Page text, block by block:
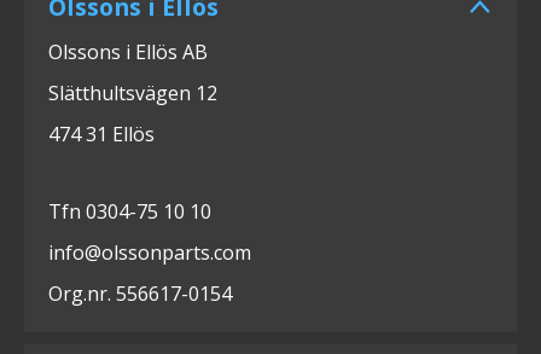
Olssons i Ellös
Olssons i Ellös AB
Slätthultsvägen 12
474 31 Ellös
Tfn 0304-75 10 10
info@olssonparts.com
Org.nr. 556617-0154